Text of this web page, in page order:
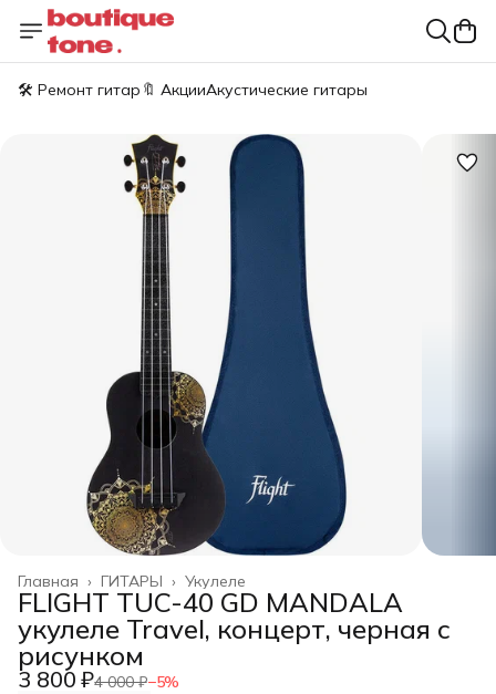
🛠️ Ремонт гитар 🔖 АкцииАкустические гитары
Укулеле
ГИТАРЫ ›
Главная ›
FLIGHT TUC-40 GD MANDALA
укулеле Travel, концерт, черная с
рисунком
3 800 ₽4 000 ₽−5%